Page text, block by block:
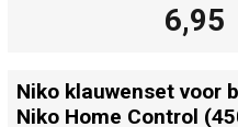
6,95
Niko klauwenset voor
Niko Home Control